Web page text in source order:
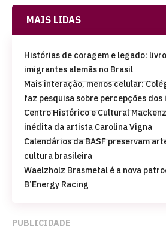
MAIS LIDAS
Histórias de coragem e legado:
imigrantes alemãs no Brasil
Mais interação, menos celular:
faz pesquisa sobre percepções
Centro Histórico e Cultural
inédita da artista Carolina Vigna
Calendários da BASF preservam
cultura brasileira
Waelzholz Brasmetal é a nova
B’Energy Racing
PUBLICIDADE